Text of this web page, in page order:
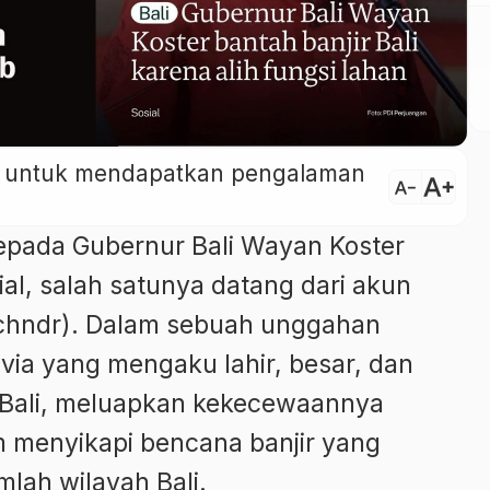
mendapatkan pengalaman
text_decrease text_increase
Gubernur Bali Wayan Koster
salah satunya datang dari akun
Dalam sebuah unggahan
yang mengaku lahir, besar, dan
meluapkan kekecewaannya
menyikapi bencana banjir yang
wilayah Bali.